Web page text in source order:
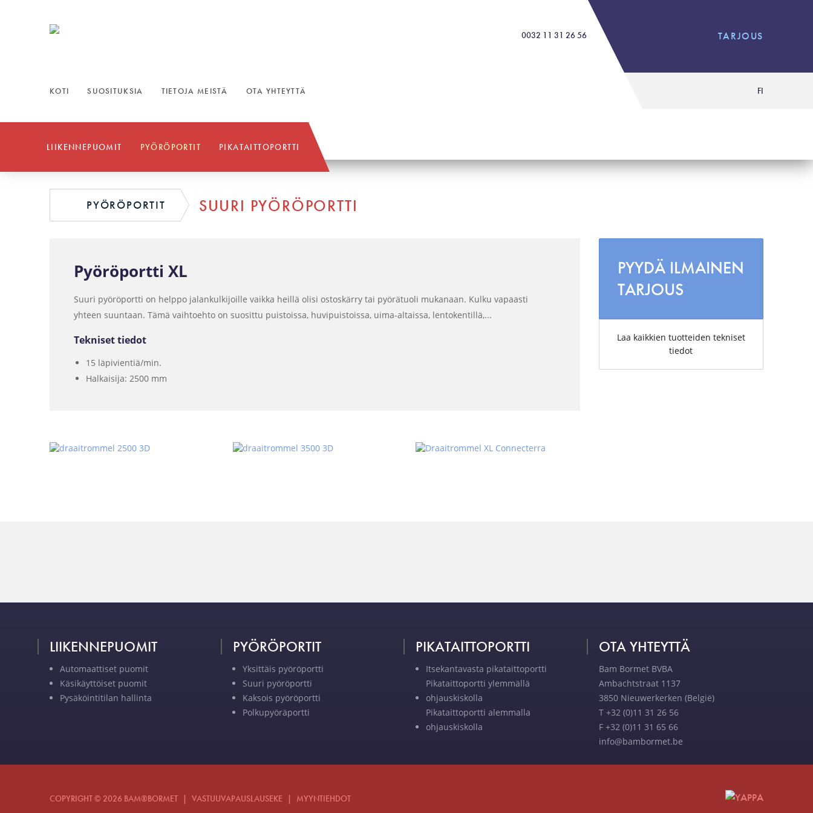
TARJOUS
KOTI SUOSITUKSIA TIETOJA MEISTÄ OTA YHTEYTTÄ
0032 11 31 26 56
FI
LIIKENNEPUOMIT PYÖRÖPORTIT PIKATAITTOPORTTI
PYÖRÖPORTIT SUURI PYÖRÖPORTTI
Pyöröportti XL
Suuri pyöröportti on helppo jalankulkijoille vaikka heillä olisi ostoskärry tai pyörätuoli mukanaan. Kulku vapaasti
yhteen suuntaan. Tämä vaihtoehto on suosittu puistoissa, huvipuistoissa, uima-altaissa, lentokentillä,...
Tekniset tiedot
15 läpivientiä/min.
Halkaisija: 2500 mm
PYYDÄ ILMAINEN
TARJOUS
Laa kaikkien tuotteiden tekniset
tiedot
LIIKENNEPUOMIT
Automaattiset puomit
Käsikäyttöiset puomit
Pysäköintitilan hallinta
PYÖRÖPORTIT
Yksittäis pyöröportti
Suuri pyöröportti
Kaksois pyöröportti
Polkupyöräportti
PIKATAITTOPORTTI
Itsekantavasta pikataittoportti
Pikataittoportti ylemmällä
ohjauskiskolla
Pikataittoportti alemmalla
ohjauskiskolla
OTA YHTEYTTÄ
Bam Bormet BVBA
Ambachtstraat 1137
3850 Nieuwerkerken (België)
T +32 (0)11 31 26 56
F +32 (0)11 31 65 66
info@bambormet.be
COPYRIGHT © 2026 BAM®BORMET | VASTUUVAPAUSLAUSEKE | MYYNTIEHDOT